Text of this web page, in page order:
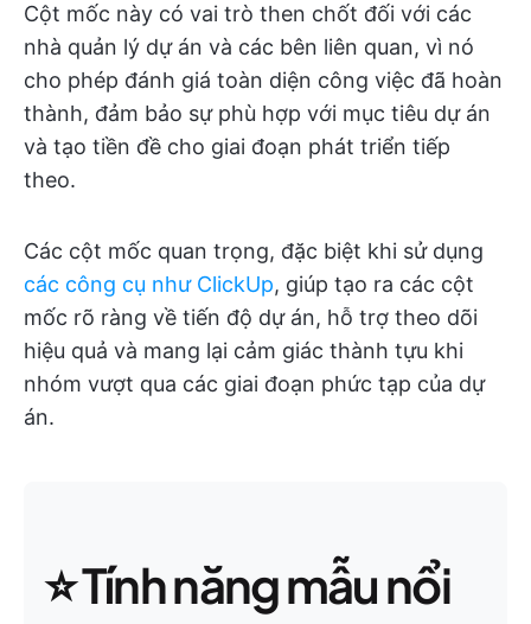
Cột mốc này có vai trò then chốt đối với các
nhà quản lý dự án và các bên liên quan, vì nó
cho phép đánh giá toàn diện công việc đã hoàn
thành, đảm bảo sự phù hợp với mục tiêu dự án
và tạo tiền đề cho giai đoạn phát triển tiếp
theo.
Các cột mốc quan trọng, đặc biệt khi sử dụng
các công cụ như ClickUp, giúp tạo ra các cột
mốc rõ ràng về tiến độ dự án, hỗ trợ theo dõi
hiệu quả và mang lại cảm giác thành tựu khi
nhóm vượt qua các giai đoạn phức tạp của dự
án.
⭐ Tính năng mẫu nổi